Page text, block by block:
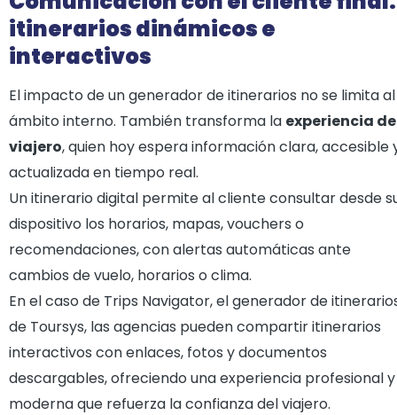
itinerarios dinámicos e
interactivos
El impacto de un generador de itinerarios no se limita al
ámbito interno. También transforma la experiencia
viajero, quien hoy espera información clara, accesible
actualizada en tiempo real.
Un itinerario digital permite al cliente consultar desde
dispositivo los horarios, mapas, vouchers o
recomendaciones, con alertas automáticas ante
cambios de vuelo, horarios o clima.
En el caso de Trips Navigator, el generador de
de Toursys, las agencias pueden compartir itinerarios
interactivos con enlaces, fotos y documentos
descargables, ofreciendo una experiencia profesional y
moderna que refuerza la confianza del viajero.